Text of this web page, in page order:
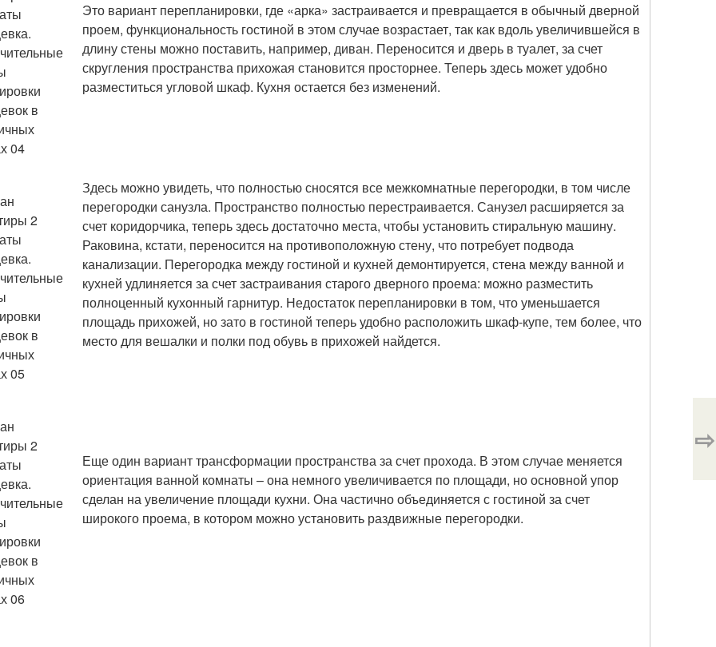
Это вариант перепланировки, где «арка» застраивается и превращается в обычный дверной
проем, функциональность гостиной в этом случае возрастает, так как вдоль увеличившейся в
длину стены можно поставить, например, диван. Переносится и дверь в туалет, за счет
скругления пространства прихожая становится просторнее. Теперь здесь может удобно
разместиться угловой шкаф. Кухня остается без изменений.
Здесь можно увидеть, что полностью сносятся все межкомнатные перегородки, в том числе
перегородки санузла. Пространство полностью перестраивается. Санузел расширяется за
счет коридорчика, теперь здесь достаточно места, чтобы установить стиральную машину.
Раковина, кстати, переносится на противоположную стену, что потребует подвода
канализации. Перегородка между гостиной и кухней демонтируется, стена между ванной и
кухней удлиняется за счет застраивания старого дверного проема: можно разместить
полноценный кухонный гарнитур. Недостаток перепланировки в том, что уменьшается
площадь прихожей, но зато в гостиной теперь удобно расположить шкаф-купе, тем более, что
место для вешалки и полки под обувь в прихожей найдется.
Еще один вариант трансформации пространства за счет прохода. В этом случае меняется
ориентация ванной комнаты – она немного увеличивается по площади, но основной упор
сделан на увеличение площади кухни. Она частично объединяется с гостиной за счет
широкого проема, в котором можно установить раздвижные перегородки.
⇨